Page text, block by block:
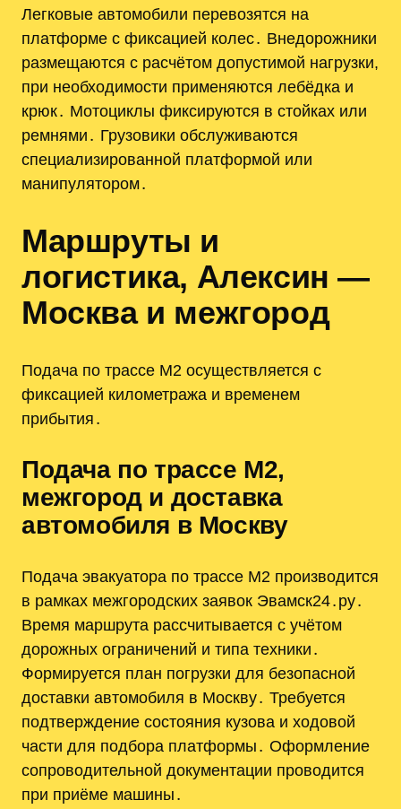
Легковые автомобили перевозятся на
платформе с фиксацией колес․ Внедорожники
размещаются с расчётом допустимой нагрузки,
при необходимости применяются лебёдка и
крюк․ Мотоциклы фиксируются в стойках или
ремнями․ Грузовики обслуживаются
специализированной платформой или
манипулятором․
Маршруты и
логистика, Алексин —
Москва и межгород
Подача по трассе М2 осуществляется с
фиксацией километража и временем
прибытия․
Подача по трассе М2,
межгород и доставка
автомобиля в Москву
Подача эвакуатора по трассе М2 производится
в рамках межгородских заявок Эвамск24․ру․
Время маршрута рассчитывается с учётом
дорожных ограничений и типа техники․
Формируется план погрузки для безопасной
доставки автомобиля в Москву․ Требуется
подтверждение состояния кузова и ходовой
части для подбора платформы․ Оформление
сопроводительной документации проводится
при приёме машины․